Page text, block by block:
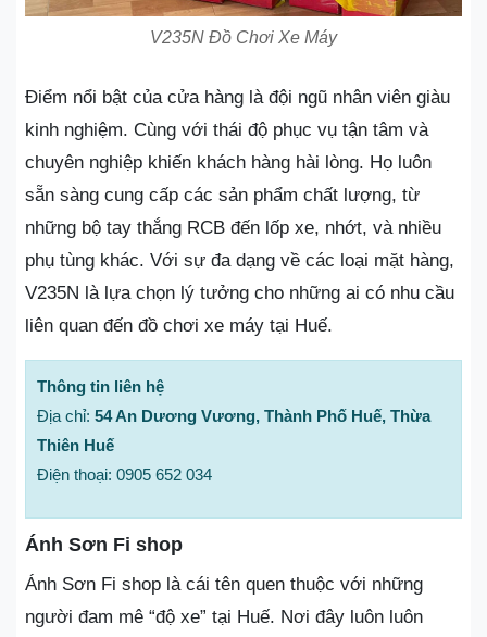
V235N Đồ Chơi Xe Máy
Điểm nổi bật của cửa hàng là đội ngũ nhân viên giàu
kinh nghiệm. Cùng với thái độ phục vụ tận tâm và
chuyên nghiệp khiến khách hàng hài lòng. Họ luôn
sẵn sàng cung cấp các sản phẩm chất lượng, từ
những bộ tay thắng RCB đến lốp xe, nhớt, và nhiều
phụ tùng khác. Với sự đa dạng về các loại mặt hàng,
V235N là lựa chọn lý tưởng cho những ai có nhu cầu
liên quan đến đồ chơi xe máy tại Huế.
Thông tin liên hệ
Địa chỉ: 54 An Dương Vương, Thành Phố Huế, Thừa
Thiên Huế
Điện thoại: 0905 652 034
Ánh Sơn Fi shop
Ánh Sơn Fi shop là cái tên quen thuộc với những
người đam mê “độ xe” tại Huế. Nơi đây luôn luôn